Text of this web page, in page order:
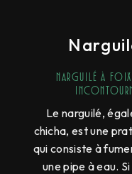
Narguilé à Foix
Le narguilé,
chicha, est une
qui consiste à
une pipe à eau.